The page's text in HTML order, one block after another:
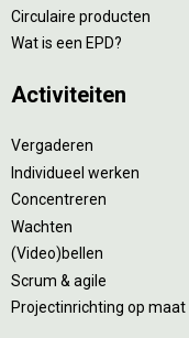
Circulaire producten
Wat is een EPD?
Activiteiten
Vergaderen
Individueel werken
Concentreren
Wachten
(Video)bellen
Scrum & agile
Projectinrichting op maat